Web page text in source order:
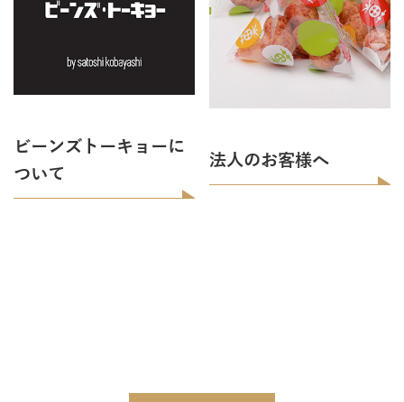
ビーンズトーキョーに
ついて
法人のお客様へ